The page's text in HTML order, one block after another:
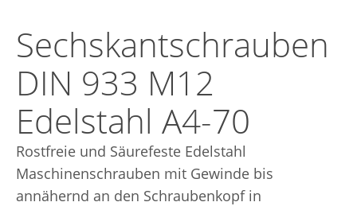
SICHERUNGSMUTTERN
UNTERLEGSCHEIBEN
FEDERRINGE
GEWINDESTANGEN
GEWINDESTIFTE
Sechskantschrauben
DIN 933 M12
Edelstahl A4-70
Rostfreie und Säurefeste Edelstahl
Maschinenschrauben mit Gewinde bis
annähernd an den Schraubenkopf in